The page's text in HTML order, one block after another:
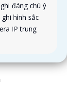
đáng chú ý
hình sắc
IP trung